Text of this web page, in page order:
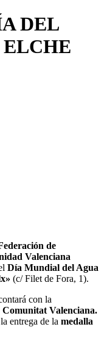
DEL
de
Valenciana
Día Mundial del Agua
(c/ Filet de Fora, 1).
con la
Valenciana.
entrega de la medalla